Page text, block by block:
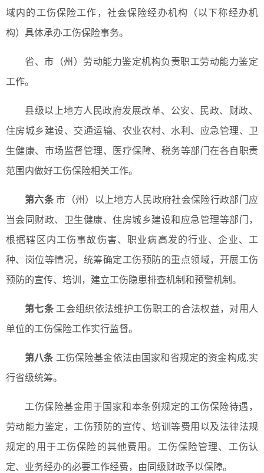
域内的工伤保险工作，社会保险经办机构（以下称经办机
构）具体承办工伤保险事务。
省、市（州）劳动能力鉴定机构负责职工劳动能力鉴定
工作。
县级以上地方人民政府发展改革、公安、民政、财政、
住房城乡建设、交通运输、农业农村、水利、应急管理、卫
生健康、市场监督管理、医疗保障、税务等部门在各自职责
范围内做好工伤保险相关工作。
第六条市（州）以上地方人民政府社会保险行政部门应
当会同财政、卫生健康、住房城乡建设和应急管理等部门，
根据辖区内工伤事故伤害、职业病高发的行业、企业、工
种、岗位等情况，统筹确定工伤预防的重点领域，开展工伤
预防的宣传、培训，建立工伤隐患排查机制和预警机制。
第七条 工会组织依法维护工伤职工的合法权益，对用人
单位的工伤保险工作实行监督。
第八条 工伤保险基金依法由国家和省规定的资金构成,实
行省级统筹。
工伤保险基金用于国家和本条例规定的工伤保险待遇，
劳动能力鉴定，工伤预防的宣传、培训等费用以及法律法规
规定的用于工伤保险的其他费用。工伤保险管理、工伤认
定、业务经办的必要工作经费，由同级财政予以保障。